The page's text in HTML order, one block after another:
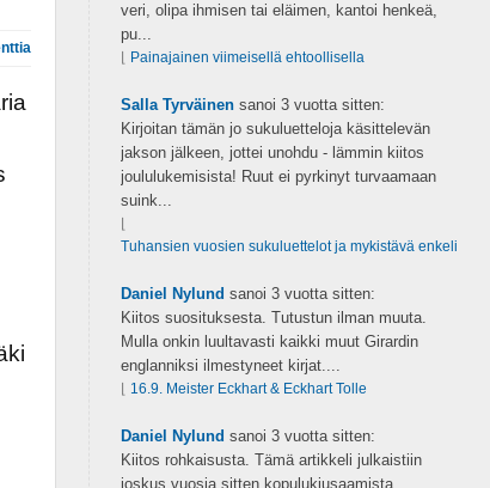
veri, olipa ihmisen tai eläimen, kantoi henkeä,
pu...
Painajainen viimeisellä ehtoollisella
Salla Tyrväinensanoi 3 vuotta sitten:
Kirjoitan tämän jo sukuluetteloja käsittelevän
jakson jälkeen, jottei unohdu - lämmin kiitos
joululukemisista! Ruut ei pyrkinyt turvaamaan
suink...
Tuhansien vuosien sukuluettelot ja mykistävä enkeli
Daniel Nylund sanoi 3 vuotta sitten:
Kiitos suosituksesta. Tutustun ilman muuta.
Mulla onkin luultavasti kaikki muut Girardin
englanniksi ilmestyneet kirjat....
16.9. Meister Eckhart & Eckhart Tolle
Daniel Nylund sanoi 3 vuotta sitten:
Kiitos rohkaisusta. Tämä artikkeli julkaistiin
joskus vuosia sitten kopulukiusaamista